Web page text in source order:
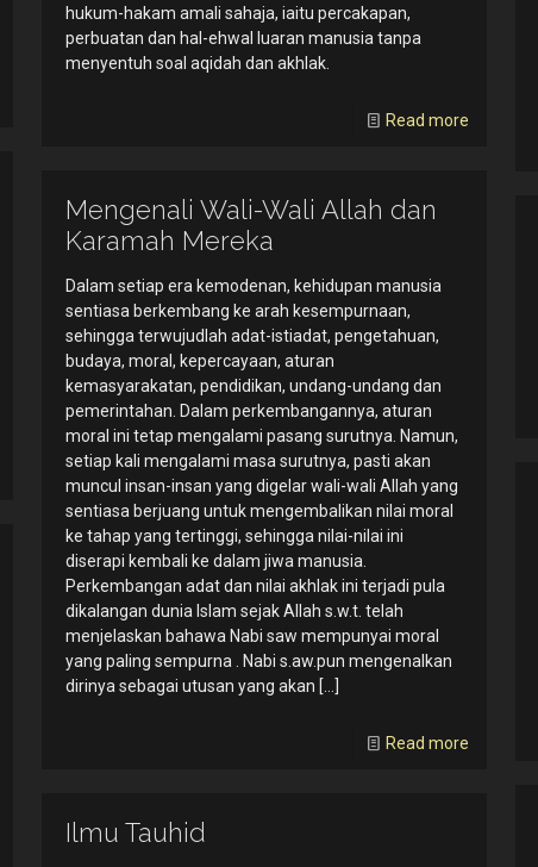
hukum-hakam amali sahaja, iaitu percakapan,
perbuatan dan hal-ehwal luaran manusia tanpa
menyentuh soal aqidah dan akhlak.
Read more
Mengenali Wali-Wali Allah dan
Karamah Mereka
Dalam setiap era kemodenan, kehidupan manusia
sentiasa berkembang ke arah kesempurnaan,
sehingga terwujudlah adat-istiadat, pengetahuan,
budaya, moral, kepercayaan, aturan
kemasyarakatan, pendidikan, undang-undang dan
pemerintahan. Dalam perkembangannya, aturan
moral ini tetap mengalami pasang surutnya. Namun,
setiap kali mengalami masa surutnya, pasti akan
muncul insan-insan yang digelar wali-wali Allah yang
sentiasa berjuang untuk mengembalikan nilai moral
ke tahap yang tertinggi, sehingga nilai-nilai ini
diserapi kembali ke dalam jiwa manusia.
Perkembangan adat dan nilai akhlak ini terjadi pula
dikalangan dunia Islam sejak Allah s.w.t. telah
menjelaskan bahawa Nabi saw mempunyai moral
yang paling sempurna . Nabi s.aw.pun mengenalkan
dirinya sebagai utusan yang akan […]
Read more
Ilmu Tauhid